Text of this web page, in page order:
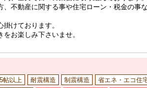
不動産に関する事や住宅ローン・税金の事
けております。
お楽しみ下さいませ。
帖以上 耐震構造 制震構造
省エネ・エコ住